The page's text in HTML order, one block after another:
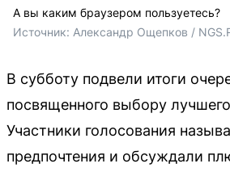
А вы каким браузером пользуетесь?
Источник: Александр Ощепков /
В субботу подвели итоги
посвященного выбору
Участники голосования
предпочтения и обсуждали